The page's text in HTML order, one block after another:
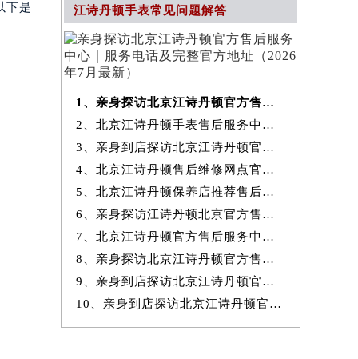
下是
江诗丹顿手表常见问题解答
1、亲身探访北京江诗丹顿官方售后服务中心｜服务电话及完整官方地址（20
2、北京江诗丹顿手表售后服务中心提供专业维修保养服务权威公示（2026
3、亲身到店探访北京江诗丹顿官方售后服务中心｜最新热线和全部网点地
4、北京江诗丹顿售后维修网点官方服务指南权威公示（2026年7月最新）
5、北京江诗丹顿保养店推荐售后保养服务权威公示（2026年7月最新）
6、亲身探访江诗丹顿北京官方售后服务中心｜地址与24小时服务电话（2026
7、北京江诗丹顿官方售后服务中心｜最新地址与24小时售后热线权威信息
8、亲身探访北京江诗丹顿官方售后服务中心｜完整网点地址与服务电话（20
9、亲身到店探访北京江诗丹顿官方售后服务中心｜服务热线及全部官方地
10、亲身到店探访北京江诗丹顿官方售后服务中心｜官方热线及全部网点地